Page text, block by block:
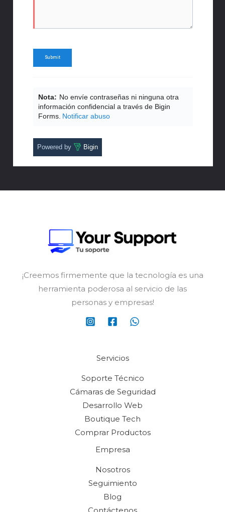
Nota: No envíe contraseñas ni ninguna otra
información confidencial a través de Bigin
Forms. Notificar abuso
Powered by Bigin
¡Creemos firmemente que la tecnología es una
herramienta poderosa al servicio de las
personas y empresas!
Servicios
Soporte Técnico
Cámaras de Seguridad
Desarrollo Web
Boutique Tech
Comprar Productos
Empresa
Nosotros
Seguimiento
Blog